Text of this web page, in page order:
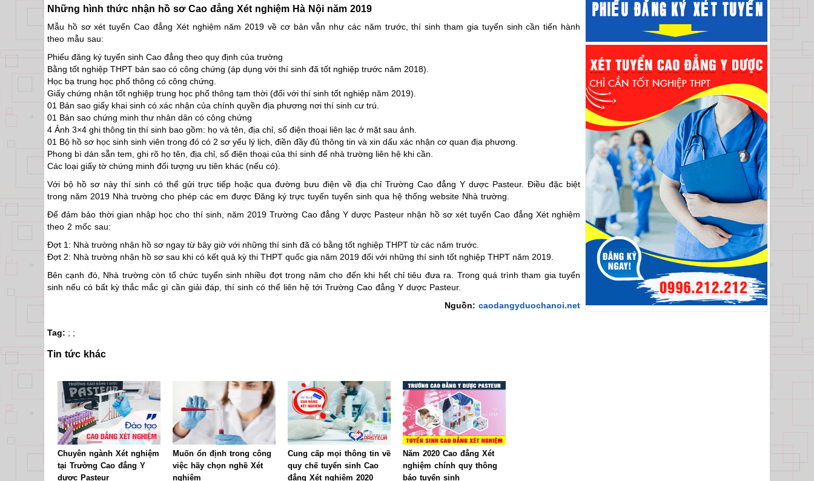
Những hình thức nhận hồ sơ Cao đẳng Xét nghiệm Hà Nội năm 2019
Mẫu hồ sơ xét tuyển Cao đẳng Xét nghiệm năm 2019 về cơ bản vẫn như các năm trước, thí sinh tham gia tuyển sinh cần tiến hành
theo mẫu sau:
Phiếu đăng ký tuyển sinh Cao đẳng theo quy định của trường
Bằng tốt nghiệp THPT bản sao có công chứng (áp dụng với thí sinh đã tốt nghiệp trước năm 2018).
Học bạ trung học phổ thông có công chứng.
Giấy chứng nhận tốt nghiệp trung học phổ thông tạm thời (đối với thí sinh tốt nghiệp năm 2019).
01 Bản sao giấy khai sinh có xác nhận của chính quyền địa phương nơi thí sinh cư trú.
01 Bản sao chứng minh thư nhân dân có công chứng
4 Ảnh 3×4 ghi thông tin thí sinh bao gồm: họ và tên, địa chỉ, số điện thoại liên lạc ở mặt sau ảnh.
01 Bộ hồ sơ học sinh sinh viên trong đó có 2 sơ yếu lý lịch, điền đầy đủ thông tin và xin dấu xác nhận cơ quan địa phương.
Phong bì dán sẵn tem, ghi rõ họ tên, địa chỉ, số điện thoại của thí sinh để nhà trường liên hệ khi cần.
Các loại giấy tờ chứng minh đối tượng ưu tiên khác (nếu có).
Với bộ hồ sơ này thí sinh có thể gửi trực tiếp hoặc qua đường bưu điện về địa chỉ Trường Cao đẳng Y dược Pasteur. Điều đặc biệt
trong năm 2019 Nhà trường cho phép các em được Đăng ký trực tuyến tuyển sinh qua hệ thống website Nhà trường.
Để đảm bảo thời gian nhập học cho thí sinh, năm 2019 Trường Cao đẳng Y dược Pasteur nhận hồ sơ xét tuyển Cao đẳng Xét nghiệm
theo 2 mốc sau:
Đợt 1: Nhà trường nhận hồ sơ ngay từ bây giờ với những thí sinh đã có bằng tốt nghiệp THPT từ các năm trước.
Đợt 2: Nhà trường nhận hồ sơ sau khi có kết quả kỳ thi THPT quốc gia năm 2019 đối với những thí sinh tốt nghiệp THPT năm 2019.
Bên cạnh đó, Nhà trường còn tổ chức tuyển sinh nhiều đợt trong năm cho đến khi hết chỉ tiêu đưa ra. Trong quá trình tham gia tuyển
sinh nếu có bất kỳ thắc mắc gì cần giải đáp, thí sinh có thể liên hệ tới Trường Cao đẳng Y dược Pasteur.
Nguồn: caodangyduochanoi.net
Tag: ; ;
Tin tức khác
Chuyên ngành Xét nghiệm
tại Trường Cao đẳng Y
dược Pasteur
Muốn ổn định trong công
việc hãy chọn nghề Xét
nghiệm
Cung cấp mọi thông tin về
quy chế tuyển sinh Cao
đẳng Xét nghiệm 2020
Năm 2020 Cao đẳng Xét
nghiệm chính quy thông
báo tuyển sinh